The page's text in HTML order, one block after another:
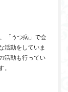
「うつ病」で会
活動をしていま
活動も行ってい